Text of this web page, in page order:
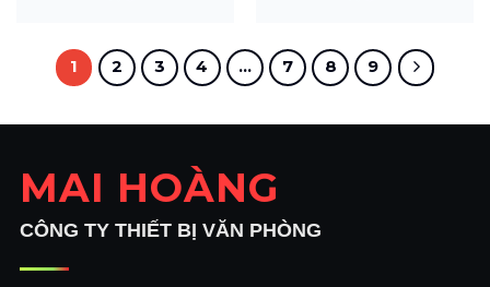
1 2 3 4 … 7 8 9
MAI HOÀNG
CÔNG TY THIẾT BỊ VĂN PHÒNG